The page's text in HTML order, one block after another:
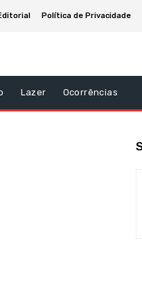
Política de Privacidade
Lazer Ocorrências